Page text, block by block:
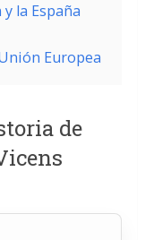
la España
Europea
de